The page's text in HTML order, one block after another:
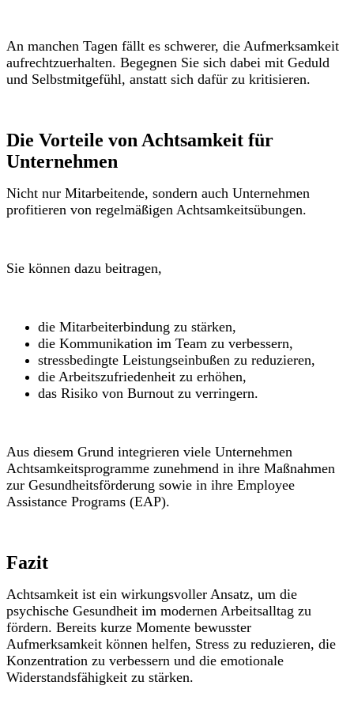
An manchen Tagen fällt es schwerer, die Aufmerksamkeit
aufrechtzuerhalten. Begegnen Sie sich dabei mit Geduld
und Selbstmitgefühl, anstatt sich dafür zu kritisieren.
Die Vorteile von Achtsamkeit für
Unternehmen
Nicht nur Mitarbeitende, sondern auch Unternehmen
profitieren von regelmäßigen Achtsamkeitsübungen.
Sie können dazu beitragen,
die Mitarbeiterbindung zu stärken,
die Kommunikation im Team zu verbessern,
stressbedingte Leistungseinbußen zu reduzieren,
die Arbeitszufriedenheit zu erhöhen,
das Risiko von Burnout zu verringern.
Aus diesem Grund integrieren viele Unternehmen
Achtsamkeitsprogramme zunehmend in ihre Maßnahmen
zur Gesundheitsförderung sowie in ihre Employee
Assistance Programs (EAP).
Fazit
Achtsamkeit ist ein wirkungsvoller Ansatz, um die
psychische Gesundheit im modernen Arbeitsalltag zu
fördern. Bereits kurze Momente bewusster
Aufmerksamkeit können helfen, Stress zu reduzieren, die
Konzentration zu verbessern und die emotionale
Widerstandsfähigkeit zu stärken.